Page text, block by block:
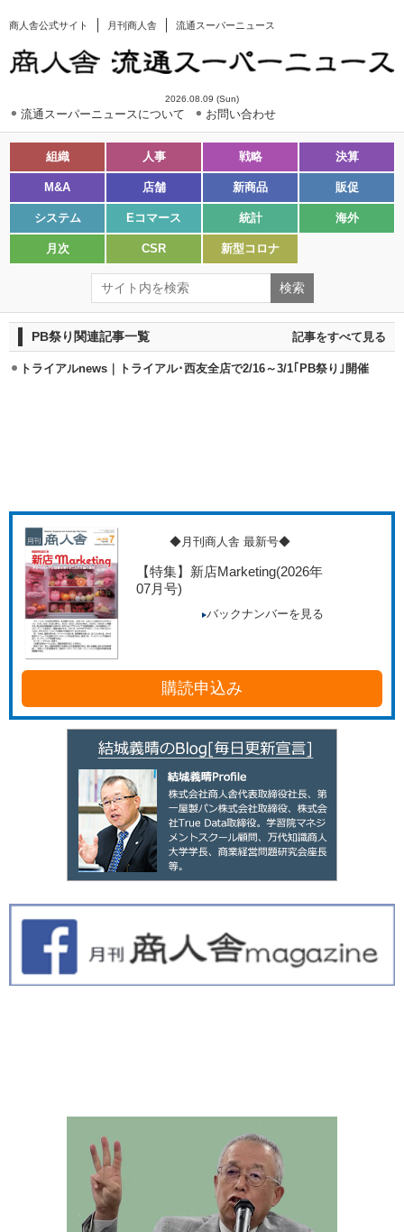
商人舎公式サイト 月刊商人舎 流通スーパーニュース
2026.08.09 (Sun)
流通スーパーニュースについて お問い合わせ
組織 人事 戦略 決算
M&A 店舗 新商品 販促
システム Eコマース 統計 海外
月次 CSR 新型コロナ
PB祭り関連記事一覧 記事をすべて見る
トライアルnews｜トライアル･西友全店で2/16～3/1｢PB祭り｣開催
◆月刊商人舎 最新号◆
【特集】新店Marketing(2026年
07月号)
バックナンバーを見る
購読申込み